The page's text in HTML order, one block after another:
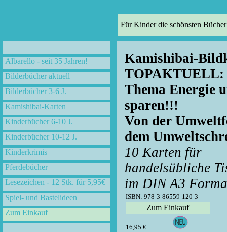
Für Kinder die schönsten Bücher
Albarello - seit 35 Jahren!
Bilderbücher aktuell
Bilderbücher 3-6 J.
Kamishibai-Karten
Kinderbücher 6-10 J.
Kinderbücher 10-12 J.
Kinderkrimis
Pferdebücher
Lesezeichen - 12 Stk. für 5,95€
Spiel- und Bastelideen
Zum Einkauf
Kamishibai-
TOPAKTUELL:
Thema Energie
sparen!!!
Von der
dem
10 Karten für
handelsübliche
im DIN A3
ISBN: 978-3-86559-120-3
Zum Einkauf
16,95 €